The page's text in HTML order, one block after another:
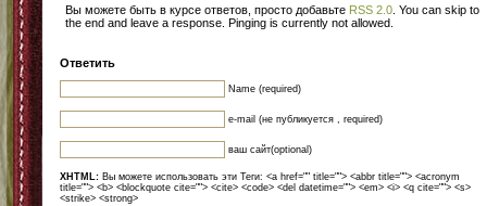
Вы можете быть в курсе ответов, просто добавьте RSS 2.0 . You can skip to
the end and leave a response. Pinging is currently not allowed.
Ответить
Name (required)
e-mail (не публикуется , required)
ваш сайт(optional)
XHTML: Вы можете использовать эти Теги: <a href="" title=""> <abbr title=""> <acronym
title=""> <b> <blockquote cite=""> <cite> <code> <del datetime=""> <em> <i> <q cite=""> <s>
<strike> <strong>